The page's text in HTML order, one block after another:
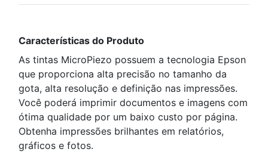
Características do Produto
As tintas MicroPiezo possuem a tecnologia Epson
que proporciona alta precisão no tamanho da
gota, alta resolução e definição nas impressões.
Você poderá imprimir documentos e imagens com
ótima qualidade por um baixo custo por página.
Obtenha impressões brilhantes em relatórios,
gráficos e fotos.